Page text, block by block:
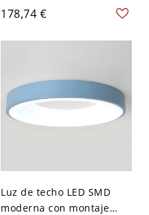
en círculo azul con
bombillas LED y pantalla
acrílica hacia abajo -
178,74 €
Luz de techo LED SMD
moderna con montaje